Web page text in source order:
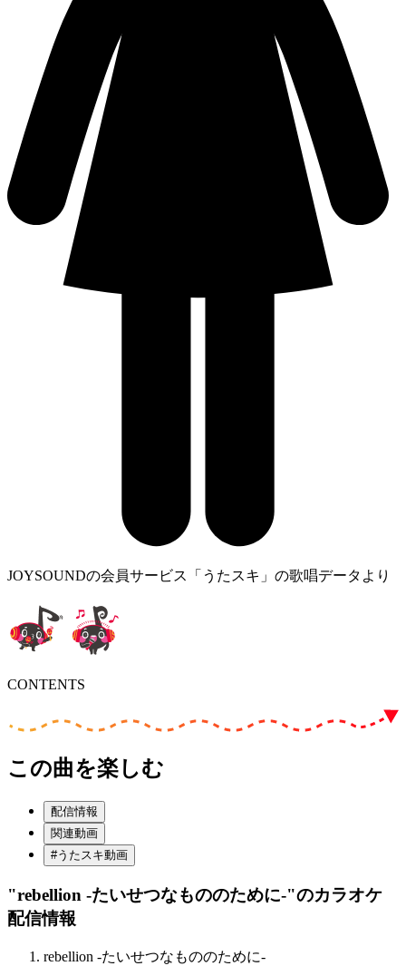
JOYSOUNDの会員サービス「うたスキ」の歌唱データより
CONTENTS
この曲を楽しむ
配信情報
関連動画
#うたスキ動画
"rebellion -たいせつなもののために-"のカラオケ
配信情報
rebellion -たいせつなもののために-